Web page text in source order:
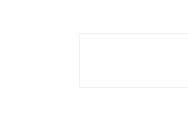
منطقه صنعتی